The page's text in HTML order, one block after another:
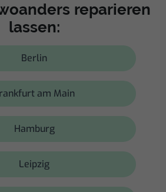
reparieren
lassen:
Berlin
am Main
Hamburg
Leipzig